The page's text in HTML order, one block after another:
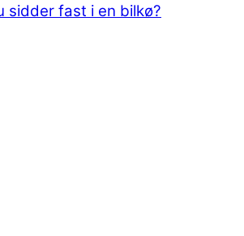
sidder fast i en bilkø?